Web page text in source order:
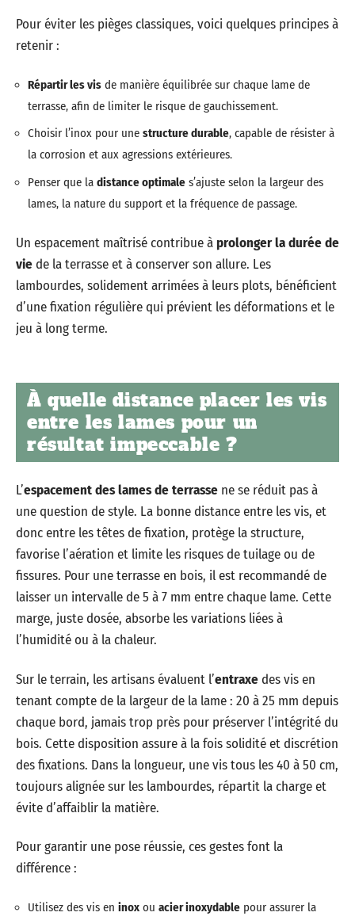
Pour éviter les pièges classiques, voici quelques principes à
retenir :
Répartir les vis de manière équilibrée sur chaque lame de
terrasse, afin de limiter le risque de gauchissement.
Choisir l’inox pour une structure durable, capable de résister à
la corrosion et aux agressions extérieures.
Penser que la distance optimale s’ajuste selon la largeur des
lames, la nature du support et la fréquence de passage.
Un espacement maîtrisé contribue àprolonger la durée de
viede la terrasse et à conserver son allure. Les
lambourdes, solidement arrimées à leurs plots, bénéficient
d’une fixation régulière qui prévient les déformations et le
jeu à long terme.
À quelle distance placer les vis
entre les lames pour un
résultat impeccable ?
L’espacement des lames de terrasse ne se réduit pas à
une question de style. La bonne distance entre les vis, et
donc entre les têtes de fixation, protège la structure,
favorise l’aération et limite les risques de tuilage ou de
fissures. Pour une terrasse en bois, il est recommandé de
laisser un intervalle de 5 à 7 mm entre chaque lame. Cette
marge, juste dosée, absorbe les variations liées à
l’humidité ou à la chaleur.
Sur le terrain, les artisans évaluent l’entraxedes vis en
tenant compte de la largeur de la lame : 20 à 25 mm depuis
chaque bord, jamais trop près pour préserver l’intégrité du
bois. Cette disposition assure à la fois solidité et discrétion
des fixations. Dans la longueur, une vis tous les 40 à 50 cm,
toujours alignée sur les lambourdes, répartit la charge et
évite d’affaiblir la matière.
Pour garantir une pose réussie, ces gestes font la
différence :
Utilisez des vis en inox ou acier inoxydable pour assurer la